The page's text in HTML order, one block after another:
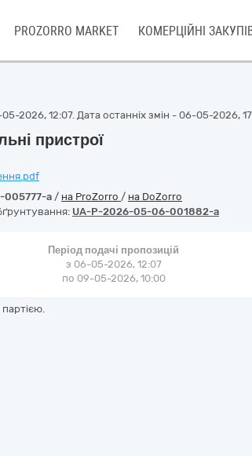
PROZORRO MARKET КОМЕРЦІЙНІ
2026, 12:07. Дата останніх змін - 06-05-2026,
пристрої
005777-a / на ProZorro / на DoZorro
UA-P-2026-05-06-001882-a
Період подачі пропозицій
з 06-05-2026, 12:07
по 09-05-2026, 10:00